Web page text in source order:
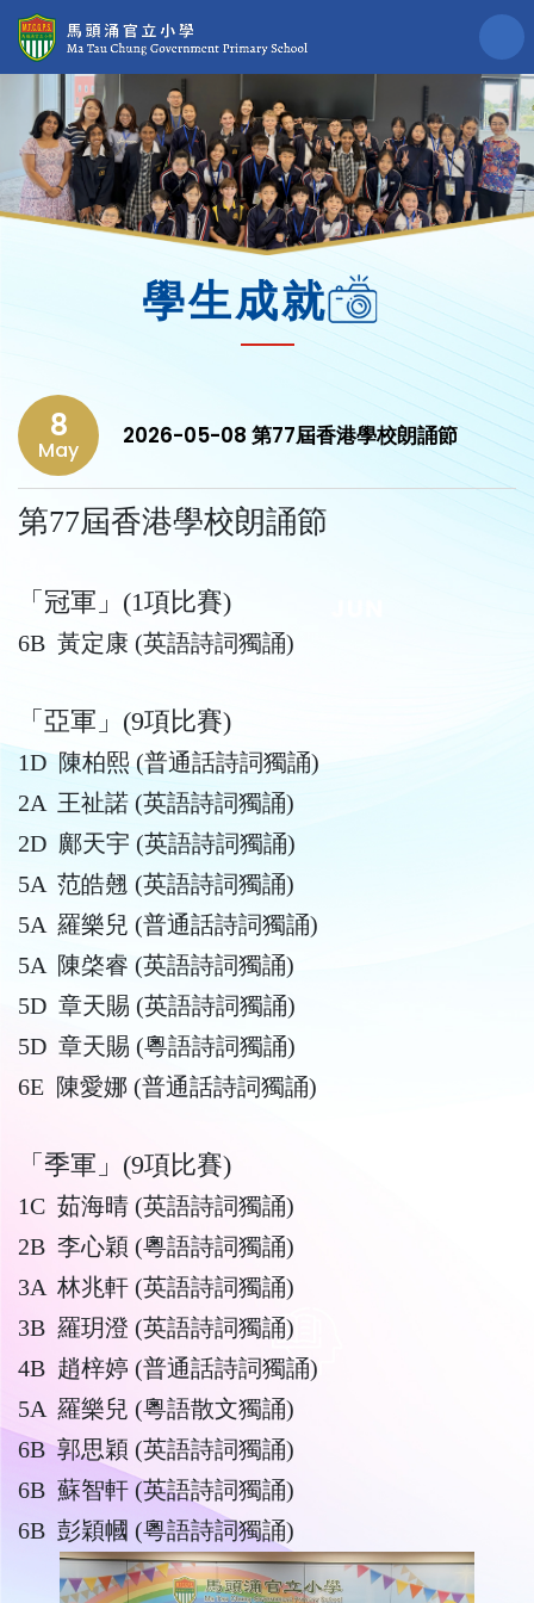
學生成就
8
May
2026-05-08 第77屆香港學校朗誦節
第77屆香港學校朗誦節
「冠軍」(1項比賽)
6B 黃定康 (英語詩詞獨誦)
「亞軍」(9項比賽)
1D 陳柏熙 (普通話詩詞獨誦)
2A 王祉諾 (英語詩詞獨誦)
2D 鄺天宇 (英語詩詞獨誦)
5A 范皓翹 (英語詩詞獨誦)
5A 羅樂兒 (普通話詩詞獨誦)
5A 陳棨睿 (英語詩詞獨誦)
5D 章天賜 (英語詩詞獨誦)
5D 章天賜 (粵語詩詞獨誦)
6E 陳愛娜 (普通話詩詞獨誦)
「季軍」(9項比賽)
1C 茹海晴 (英語詩詞獨誦)
2B 李心穎 (粵語詩詞獨誦)
3A 林兆軒 (英語詩詞獨誦)
3B 羅玥澄 (英語詩詞獨誦)
4B 趙梓婷 (普通話詩詞獨誦)
5A 羅樂兒 (粵語散文獨誦)
6B 郭思穎 (英語詩詞獨誦)
6B 蘇智軒 (英語詩詞獨誦)
6B 彭穎幗 (粵語詩詞獨誦)